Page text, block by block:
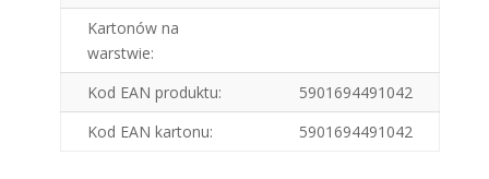
Kartonów na
warstwie:
Kod EAN produktu:
5901694491042
Kod EAN kartonu:
5901694491042